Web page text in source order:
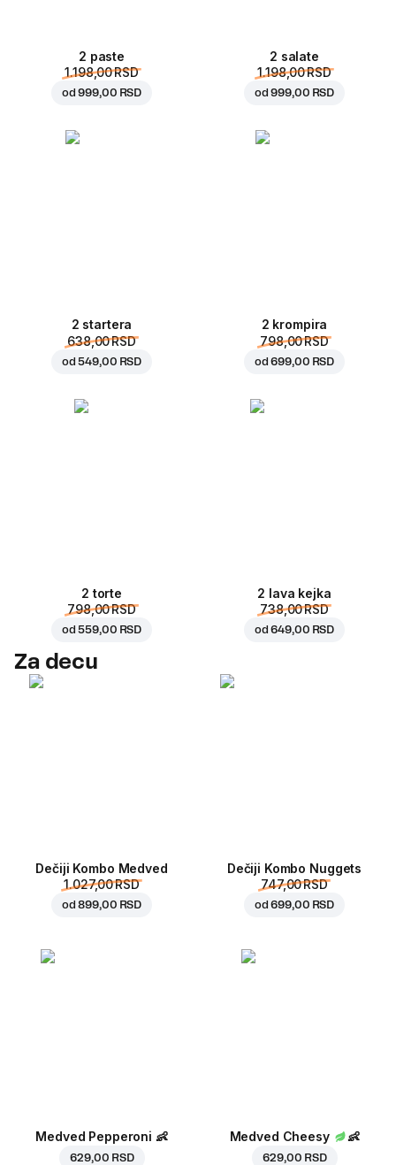
2 paste
1.198,00 RSD
od999,00 RSD
2 salate
1.198,00 RSD
od999,00 RSD
2 startera
638,00 RSD
od549,00 RSD
2 krompira
798,00 RSD
od699,00 RSD
2 torte
798,00 RSD
od559,00 RSD
2 lava kejka
738,00 RSD
od649,00 RSD
Za decu
Dečiji Kombo Medved
1.027,00 RSD
od899,00 RSD
Dečiji Kombo Nuggets
747,00 RSD
od699,00 RSD
Medved Pepperoni 👶
629,00 RSD
Medved Cheesy 👶
629,00 RSD